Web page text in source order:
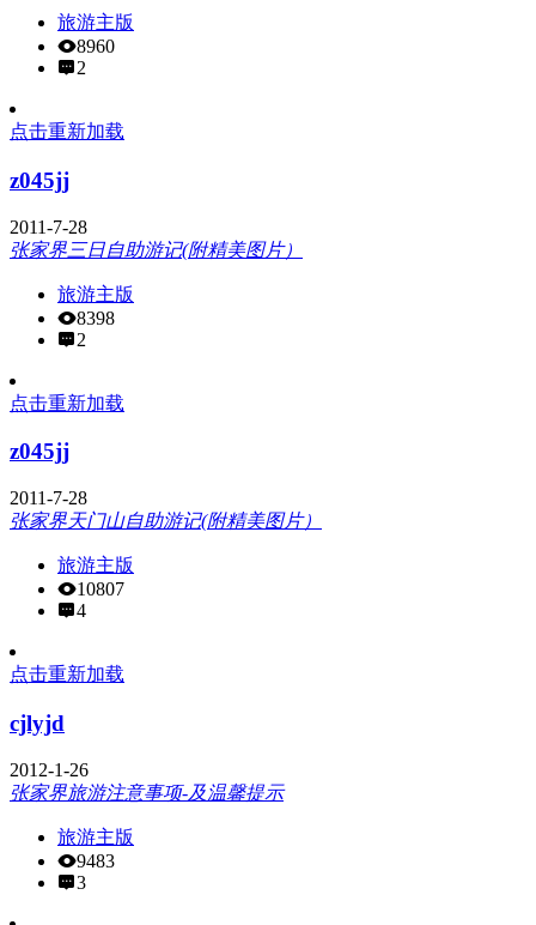
旅游主版
8960
2
点击重新加载
z045jj
2011-7-28
张家界三日自助游记(附精美图片）
旅游主版
8398
2
点击重新加载
z045jj
2011-7-28
张家界天门山自助游记(附精美图片）
旅游主版
10807
4
点击重新加载
cjlyjd
2012-1-26
张家界旅游注意事项-及温馨提示
旅游主版
9483
3